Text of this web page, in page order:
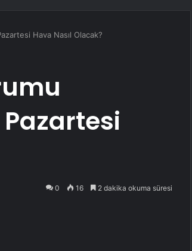
Hava Nasıl Olacak?
0 16 2 dakika okuma süresi